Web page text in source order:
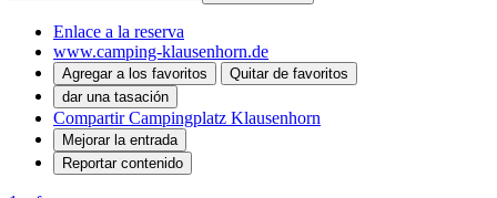
Enlace a la reserva
www.camping-klausenhorn.de
Agregar a los favoritos
Quitar de favoritos
dar una tasación
Compartir Campingplatz Klausenhorn
Mejorar la entrada
Reportar contenido